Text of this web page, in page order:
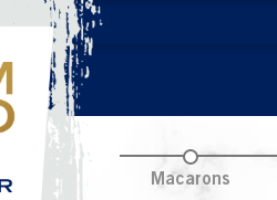
Macarons